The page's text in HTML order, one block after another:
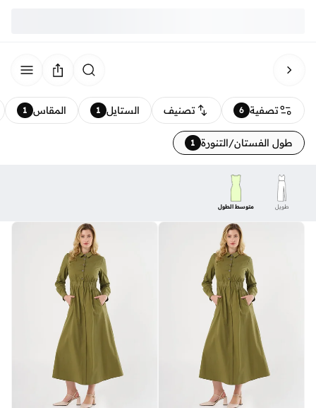
تصفية 6 تصنيف الستايل 1 المقاس 1
طول الفستان/التنورة 1
طويل متوسط الطول